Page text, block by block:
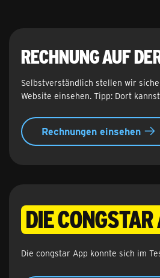
Rechnung auf
Selbstverständlich stellen wir
Website einsehen. Tipp: Dort
Rechnungen einsehen
Die congstar
Die congstar App konnte sich im